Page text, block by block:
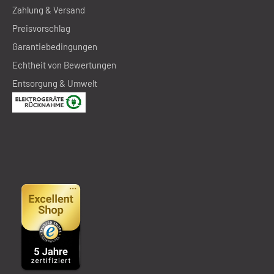
Zahlung & Versand
Preisvorschlag
Garantiebedingungen
Echtheit von Bewertungen
Entsorgung & Umwelt